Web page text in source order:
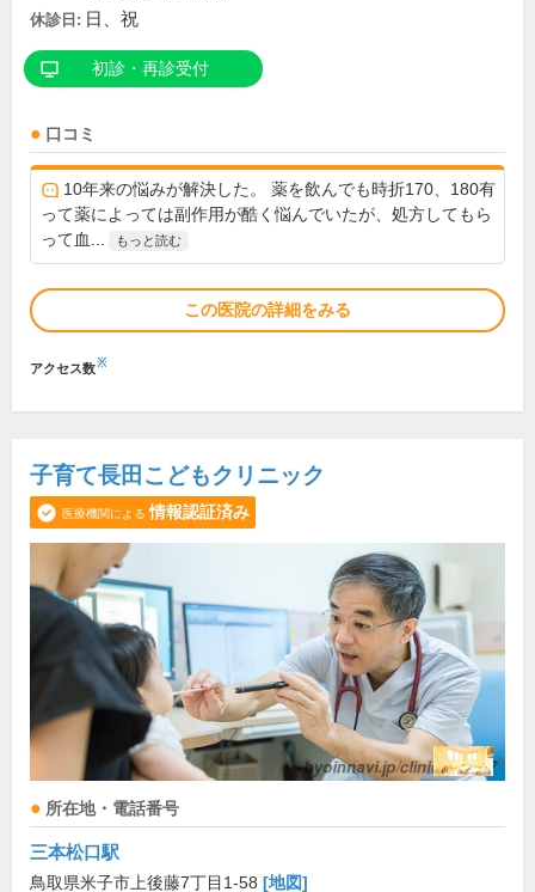
休診日: 日、祝
初診・再診受付
口コミ
10年来の悩みが解決した。 薬を飲んでも時折170、180有
って薬によっては副作用が酷く悩んでいたが、処方してもら
って血...
もっと読む
この医院の詳細をみる
アクセス数※
子育て長田こどもクリニック
医療機関による 情報認証済み
所在地・電話番号
三本松口駅
鳥取県米子市上後藤7丁目1-58 [地図]